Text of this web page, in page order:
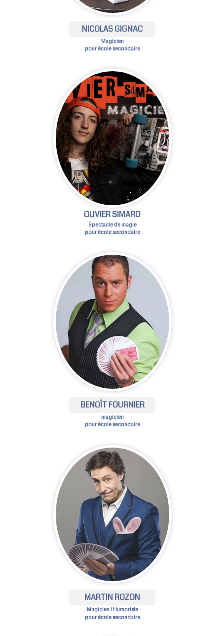
NICOLAS GIGNAC
Magicien
pour école secondaire
OLIVIER SIMARD
Spectacle de magie
pour école secondaire
BENOÎT FOURNIER
magicien
pour école secondaire
MARTIN ROZON
Magicien / Humoriste
pour école secondaire